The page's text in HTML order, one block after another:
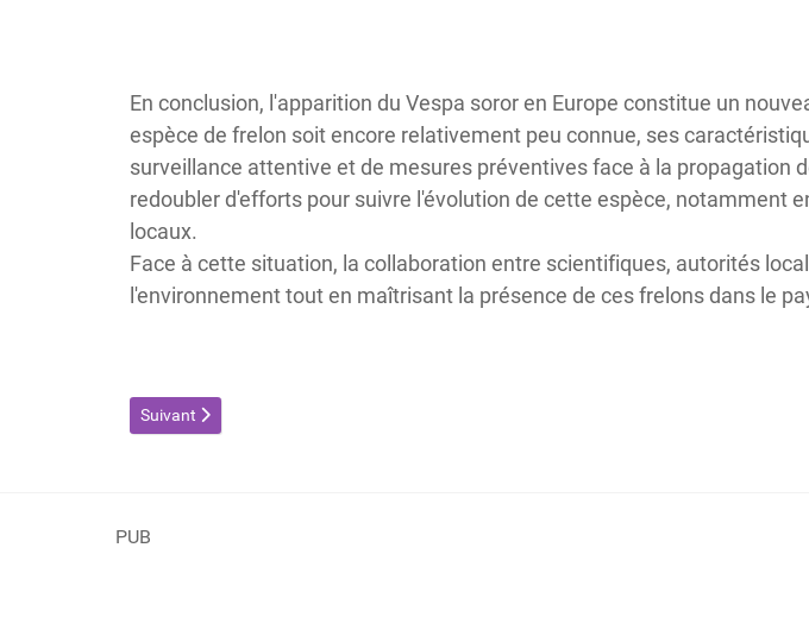
En conclusion, l'apparition du Vespa soror en Europe constitue un
espèce de frelon soit encore relativement peu connue, ses
surveillance attentive et de mesures préventives face à la
redoubler d'efforts pour suivre l'évolution de cette espèce, notamment
locaux.
Face à cette situation, la collaboration entre scientifiques, autorités
l'environnement tout en maîtrisant la présence de ces frelons dans le
Article suivant : Tragédie en forêt : une femme de 68 ans meurt après une attaque de frelons
Suivant
PUB